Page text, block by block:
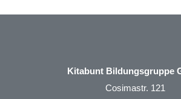
Kitabunt Bildungsgruppe
Cosimastr. 121